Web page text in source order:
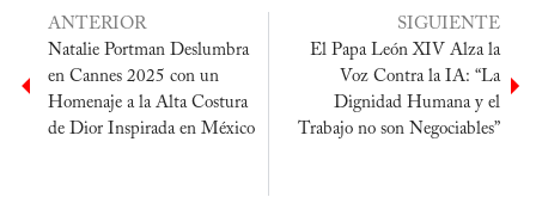
ANTERIOR
Natalie Portman Deslumbra
en Cannes 2025 con un
Homenaje a la Alta Costura
de Dior Inspirada en México
SIGUIENTE
El Papa León XIV Alza la
Voz Contra la IA: “La
Dignidad Humana y el
Trabajo no son Negociables”